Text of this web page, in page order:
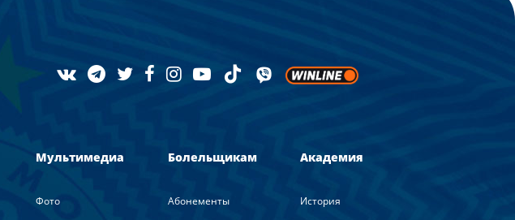
Мультимедиа
Фото
Болельщикам
Абонементы
Академия
История